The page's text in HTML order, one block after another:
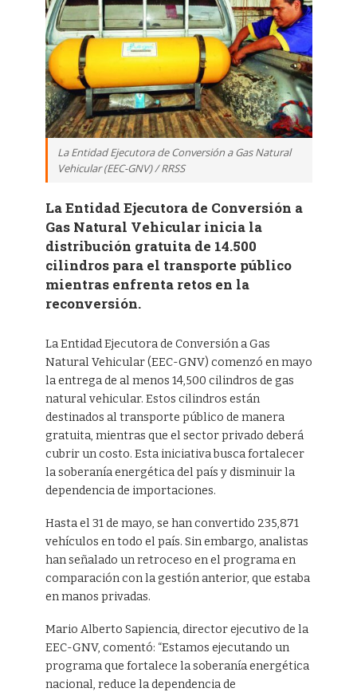
La Entidad Ejecutora de Conversión a Gas Natural
Vehicular (EEC-GNV) / RRSS
La Entidad Ejecutora de Conversión a
Gas Natural Vehicular inicia la
distribución gratuita de 14.500
cilindros para el transporte público
mientras enfrenta retos en la
reconversión.
La Entidad Ejecutora de Conversión a Gas
Natural Vehicular (EEC-GNV) comenzó en mayo
la entrega de al menos 14,500 cilindros de gas
natural vehicular. Estos cilindros están
destinados al transporte público de manera
gratuita, mientras que el sector privado deberá
cubrir un costo. Esta iniciativa busca fortalecer
la soberanía energética del país y disminuir la
dependencia de importaciones.
Hasta el 31 de mayo, se han convertido 235,871
vehículos en todo el país. Sin embargo, analistas
han señalado un retroceso en el programa en
comparación con la gestión anterior, que estaba
en manos privadas.
Mario Alberto Sapiencia, director ejecutivo de la
EEC-GNV, comentó: “Estamos ejecutando un
programa que fortalece la soberanía energética
nacional, reduce la dependencia de